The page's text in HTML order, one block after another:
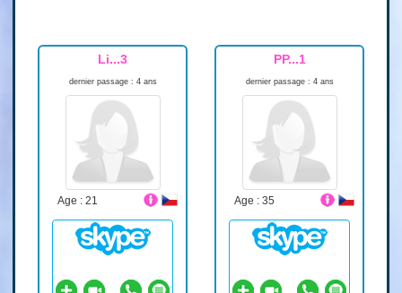
Li...3
dernier passage : 4 ans
Age : 21
PP...1
dernier passage : 4 ans
Age : 35